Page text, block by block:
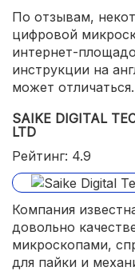
По отзывам,
цифровой
интернет-
инструкции на
может отличаться.
SAIKE DIGITAL
LTD
Рейтинг: 4.9
Компания
довольно
микроскопами,
для пайки и